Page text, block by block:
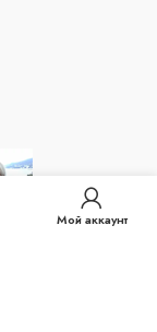
Мой аккаунт